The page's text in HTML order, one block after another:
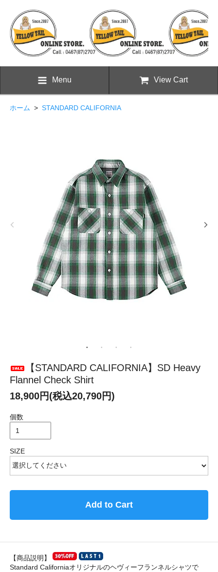
Menu View Cart
ホーム > STANDARD CALIFORNIA
【STANDARD CALIFORNIA】SD Heavy
Flannel Check Shirt
18,900円(税込20,790円)
個数
SIZE
Add to Cart
【商品説明】
Standard Californiaオリジナルのヘヴィーフランネルシャツで